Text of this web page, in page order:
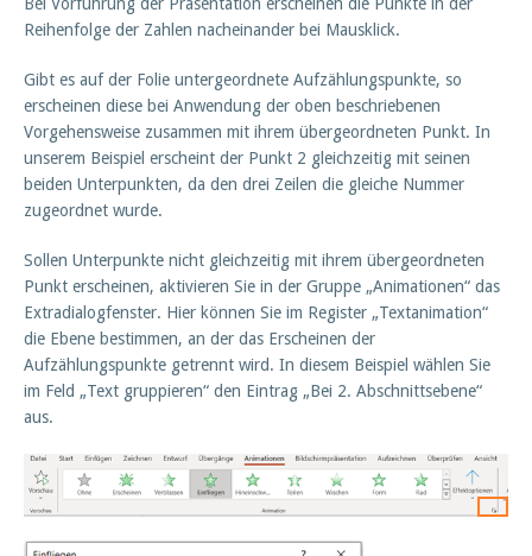
Reihenfolge der Zahlen nacheinander bei Mausklick.
Gibt es auf der Folie untergeordnete Aufzählungspunkte, so
erscheinen diese bei Anwendung der oben beschriebenen
Vorgehensweise zusammen mit ihrem übergeordneten Punkt. In
unserem Beispiel erscheint der Punkt 2 gleichzeitig mit seinen
beiden Unterpunkten, da den drei Zeilen die gleiche Nummer
zugeordnet wurde.
Sollen Unterpunkte nicht gleichzeitig mit ihrem übergeordneten
Punkt erscheinen, aktivieren Sie in der Gruppe „Animationen“ das
Extradialogfenster. Hier können Sie im Register „Textanimation“
die Ebene bestimmen, an der das Erscheinen der
Aufzählungspunkte getrennt wird. In diesem Beispiel wählen Sie
im Feld „Text gruppieren“ den Eintrag „Bei 2. Abschnittsebene“
aus.